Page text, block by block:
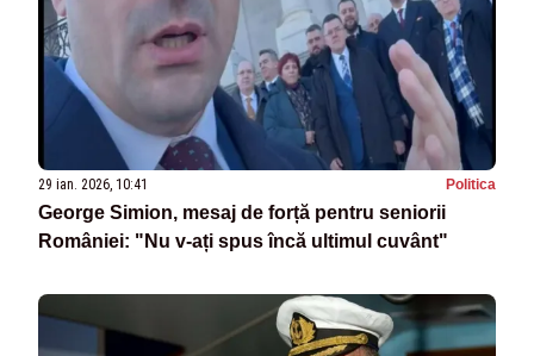
29 ian. 2026, 10:41 Politica
George Simion, mesaj de forță pentru seniorii
României: "Nu v-ați spus încă ultimul cuvânt"